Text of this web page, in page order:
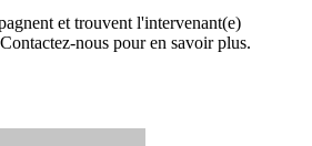
et trouvent l'intervenant(e)
nous pour en savoir plus.